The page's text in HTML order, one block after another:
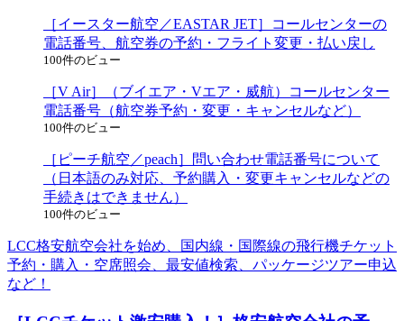
［イースター航空／EASTAR JET］コールセンターの
電話番号、航空券の予約・フライト変更・払い戻し
100件のビュー
［V Air］（ブイエア・Vエア・威航）コールセンター
電話番号（航空券予約・変更・キャンセルなど）
100件のビュー
［ピーチ航空／peach］問い合わせ電話番号について
（日本語のみ対応、予約購入・変更キャンセルなどの
手続きはできません）
100件のビュー
LCC格安航空会社を始め、国内線・国際線の飛行機チケット
予約・購入・空席照会、最安値検索、パッケージツアー申込
など！